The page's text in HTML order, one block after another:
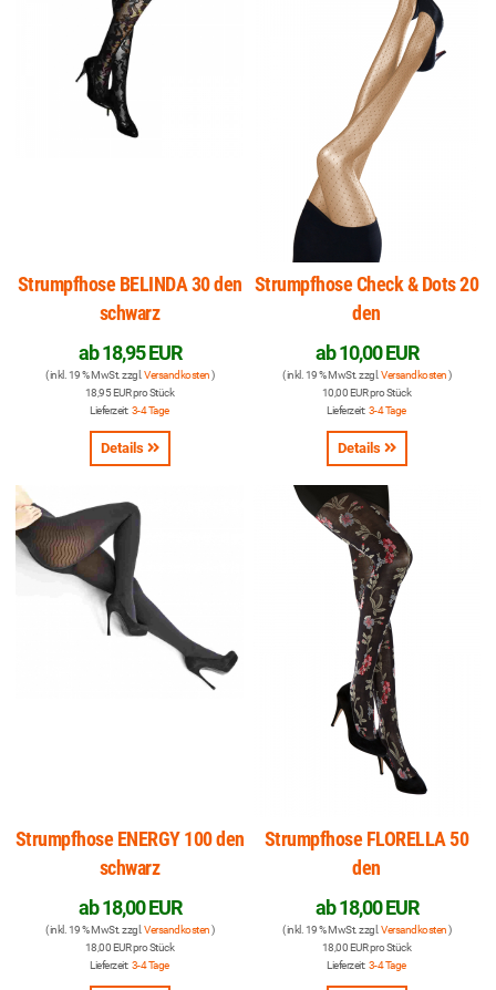
Strumpfhose BELINDA 30 den
schwarz
ab18,95 EUR
( inkl. 19 % MwSt. zzgl. Versandkosten)
18,95 EUR pro Stück
Lieferzeit: 3-4 Tage
Details
Strumpfhose Check & Dots 20
den
ab10,00 EUR
( inkl. 19 % MwSt. zzgl. Versandkosten)
10,00 EUR pro Stück
Lieferzeit: 3-4 Tage
Details
Strumpfhose ENERGY 100 den
schwarz
ab18,00 EUR
( inkl. 19 % MwSt. zzgl. Versandkosten)
18,00 EUR pro Stück
Lieferzeit: 3-4 Tage
Strumpfhose FLORELLA 50
den
ab18,00 EUR
( inkl. 19 % MwSt. zzgl. Versandkosten)
18,00 EUR pro Stück
Lieferzeit: 3-4 Tage